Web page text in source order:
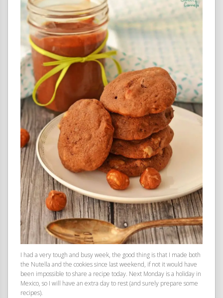
I had a very tough and busy week, the good thing is that I made both
the Nutella and the cookies since last weekend, if not it would have
been impossible to share a recipe today. Next Monday is a holiday in
Mexico, so I will have an extra day to rest (and surely prepare some
recipes).